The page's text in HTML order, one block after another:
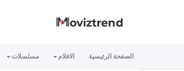
الصفحة الرئيسية الافلام مسلسلات